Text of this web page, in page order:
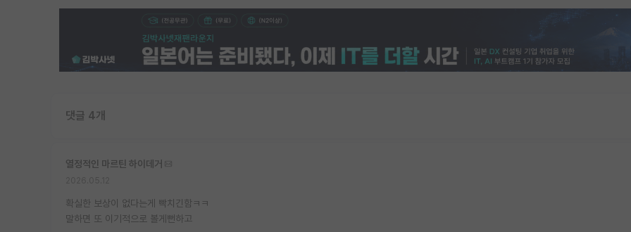
댓글 4개
열정적인 마르틴 하이데거
확실한 보상이 없다는게 빡치긴함ㅋㅋ
말하면 또 이기적으로 볼게뻔하고